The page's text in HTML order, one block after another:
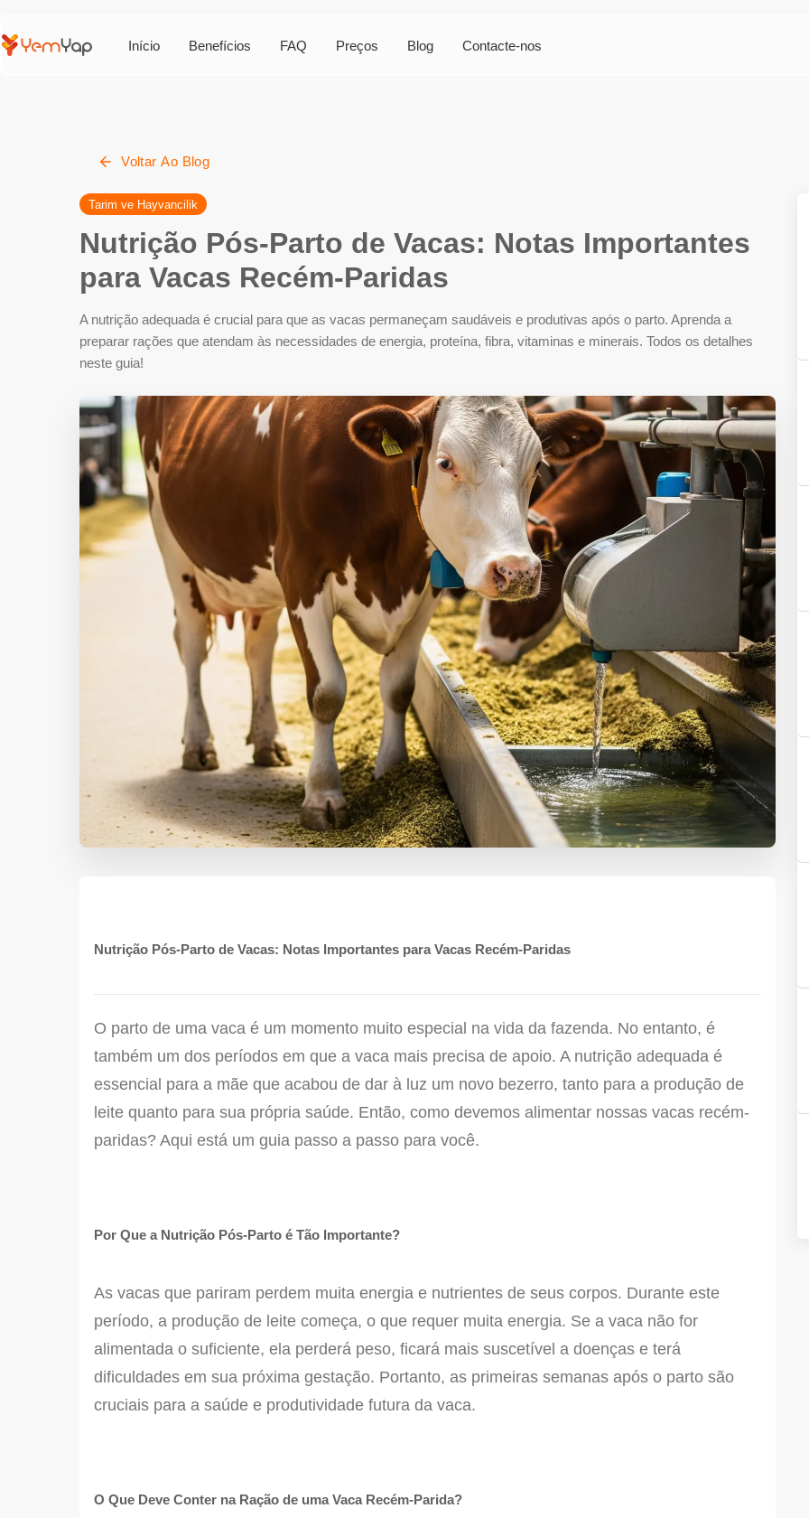
Início Benefícios FAQ Preços Blog Contacte-nos
Voltar Ao Blog
Tarim ve Hayvancilik
Nutrição Pós-Parto de Vacas: Notas Importantes
para Vacas Recém-Paridas
A nutrição adequada é crucial para que as vacas permaneçam saudáveis e produtivas após o parto. Aprenda a
preparar rações que atendam às necessidades de energia, proteína, fibra, vitaminas e minerais. Todos os detalhes
neste guia!
Nutrição Pós-Parto de Vacas: Notas Importantes para Vacas Recém-Paridas
O parto de uma vaca é um momento muito especial na vida da fazenda. No entanto, é
também um dos períodos em que a vaca mais precisa de apoio. A nutrição adequada é
essencial para a mãe que acabou de dar à luz um novo bezerro, tanto para a produção de
leite quanto para sua própria saúde. Então, como devemos alimentar nossas vacas recém-
paridas? Aqui está um guia passo a passo para você.
Por Que a Nutrição Pós-Parto é Tão Importante?
As vacas que pariram perdem muita energia e nutrientes de seus corpos. Durante este
período, a produção de leite começa, o que requer muita energia. Se a vaca não for
alimentada o suficiente, ela perderá peso, ficará mais suscetível a doenças e terá
dificuldades em sua próxima gestação. Portanto, as primeiras semanas após o parto são
cruciais para a saúde e produtividade futura da vaca.
O Que Deve Conter na Ração de uma Vaca Recém-Parida?